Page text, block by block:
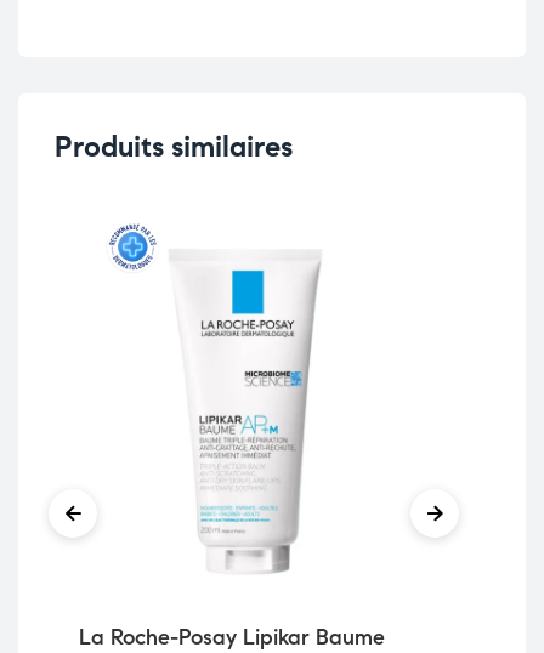
Produits similaires
La Roche-Posay Lipikar Baume